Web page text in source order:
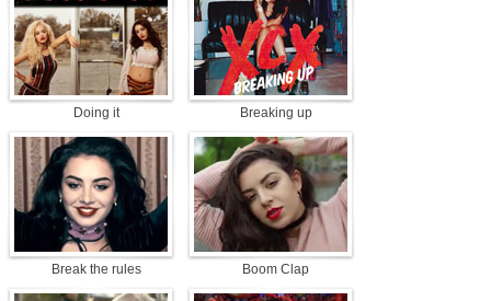
Doing it Breaking up
Break the rules Boom Clap